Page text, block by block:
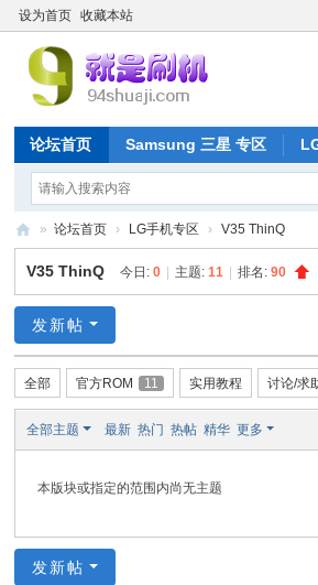
设为首页 收藏本站
论坛首页 Samsung 三星 专区
是
机
网
» 论坛首页 › LG手机专区 › V35 ThinQ
V35 ThinQ 今日:0 主题:11 排名:90
发新帖
全部 官方ROM 11 实用教程 讨论/求
全部主题 最新 热门 热帖 精华 更多
本版块或指定的范围内尚无主题
发新帖